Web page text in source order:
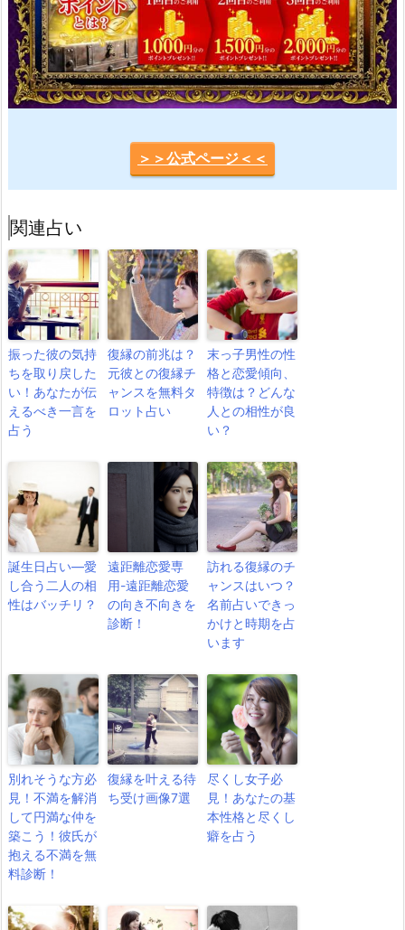
＞＞公式ページ＜＜
関連占い
振った彼の気持
ちを取り戻した
い！あなたが伝
えるべき一言を
占う
復縁の前兆は？
元彼との復縁チ
ャンスを無料タ
ロット占い
末っ子男性の性
格と恋愛傾向、
特徴は？どんな
人との相性が良
い？
誕生日占い―愛
し合う二人の相
性はバッチリ？
遠距離恋愛専
用-遠距離恋愛
の向き不向きを
診断！
訪れる復縁のチ
ャンスはいつ？
名前占いできっ
かけと時期を占
います
別れそうな方必
見！不満を解消
して円満な仲を
築こう！彼氏が
抱える不満を無
料診断！
復縁を叶える待
ち受け画像7選
尽くし女子必
見！あなたの基
本性格と尽くし
癖を占う